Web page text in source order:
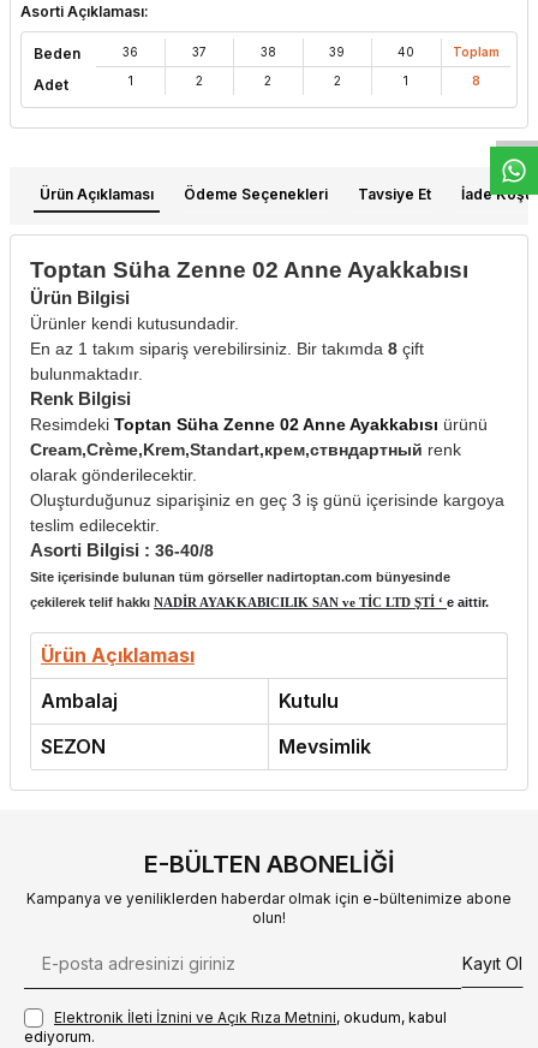
W
h
t
s
a
p
p
D
e
s
e
H
a
t
t
Asorti Açıklaması:
Beden
Adet
36
1
37
2
38
2
39
2
40
1
Toplam
8
Ürün Açıklaması Ödeme Seçenekleri Tavsiye Et İade
Toptan Süha Zenne 02 Anne Ayakkabısı
Ürün Bilgisi
Ürünler kendi kutusundadir.
En az 1 takım sipariş verebilirsiniz. Bir takımda 8 çift
bulunmaktadır.
Renk Bilgisi
Resimdeki Toptan Süha Zenne 02 Anne Ayakkabısı ürünü
Cream,Crème,Krem,Standart,крем,ствндартный renk
olarak gönderilecektir.
Oluşturduğunuz siparişiniz en geç 3 iş günü içerisinde kargoya
teslim edilecektir.
Asorti Bilgisi : 36-40/8
Site içerisinde bulunan tüm görseller nadirtoptan.com bünyesinde
çekilerek telif hakkı NADİR AYAKKABICILIK SAN ve TİC LTD ŞTİ ‘ e aittir.
Ürün Açıklaması
Ambalaj
Kutulu
SEZON
Mevsimlik
E-BÜLTEN ABONELIĞI
Kampanya ve yeniliklerden haberdar olmak için e-bültenimize abone
olun!
Kayıt Ol
Elektronik İleti İzni‌ni ve Açık Rıza Metni‌ni, okudum, kabul
ediyorum.